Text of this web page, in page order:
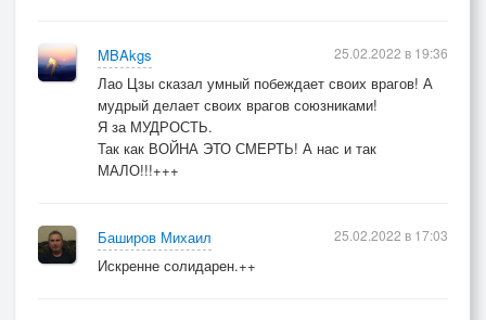
MBAkgs
Лао Цзы сказал умный побеждает своих врагов! А
мудрый делает своих врагов союзниками!
Я за МУДРОСТЬ.
Так как ВОЙНА ЭТО СМЕРТЬ! А нас и так
МАЛО!!!+++
25.02.2022 в 19:36
Баширов Михаил
Искренне солидарен.++
25.02.2022 в 17:03